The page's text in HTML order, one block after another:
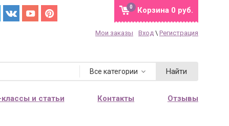
Корзина 0 руб.
0
Мои заказы Вход \ Регистрация
Все категории Найти
и статьи Контакты Отзывы